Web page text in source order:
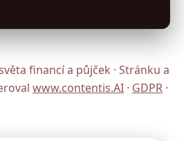
financí a půjček · Stránku a
www.contentis.AI · GDPR ·